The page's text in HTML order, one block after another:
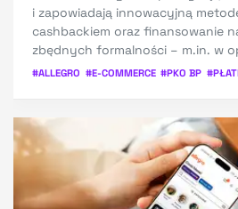
i zapowiadają innowacyjną
cashbackiem oraz finansowanie
zbędnych formalności – m.in. w
#ALLEGRO #E-COMMERCE #PKO BP #